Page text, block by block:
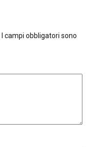
I campi obbligatori sono